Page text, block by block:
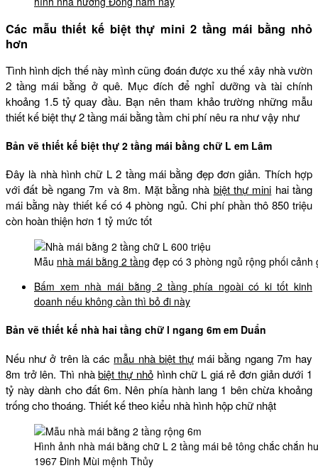
Các mẫu thiết kế biệt thự mini 2 tầng mái bằng nhỏ
hơn
Tình hình dịch thế này mình cũng đoán được xu thế xây nhà vườn
2 tầng mái bằng ở quê. Mục đích để nghỉ dưỡng và tài chính
khoảng 1.5 tỷ quay đầu. Bạn nên tham khảo trường những mẫu
thiết kế biệt thự 2 tầng mái bằng tầm chi phí nêu ra như vậy như
Bản vẽ thiết kế biệt thự 2 tầng mái bằng chữ L em Lâm
Đây là nhà hình chữ L 2 tầng mái bằng đẹp đơn giản. Thích hợp
với đất bề ngang 7m và 8m. Mặt bằng nhà biệt thự mini hai tầng
mái bằng này thiết kế có 4 phòng ngủ. Chi phí phần thô 850 triệu
còn hoàn thiện hơn 1 tỷ mức tốt
Mẫu nhà mái bằng 2 tầng đẹp có 3 phòng ngủ rộng phối
Bấm xem nhà mái bằng 2 tầng phía ngoài có ki tốt kinh
doanh nếu không cần thì bỏ đi này
Bản vẽ thiết kế nhà hai tầng chữ l ngang 6m em Duẩn
Nếu như ở trên là các mẫu nhà biệt thựmái bằng ngang 7m hay
8m trở lên. Thì nhàbiệt thự nhỏhình chữ L giá rẻ đơn giản dưới 1
tỷ này dành cho đất 6m. Nên phía hành lang 1 bên chừa khoảng
trống cho thoáng. Thiết kế theo kiểu nhà hình hộp chữ nhật
Hình ảnh nhà mái bằng chữ L 2 tầng mái bê tông chắc chắn
1967 Đinh Mùi mệnh Thủy